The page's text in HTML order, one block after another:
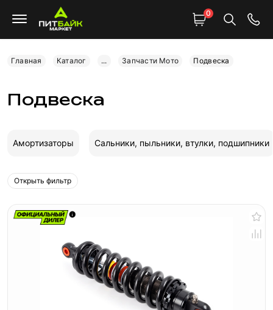
0
Главная Каталог ... Запчасти Мото Подвеска
Подвеска
Амортизаторы Сальники, пыльники, втулки, подшипники
Открыть фильтр